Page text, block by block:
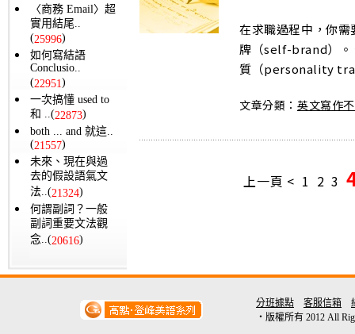
〈商務 Email〉超
實用結尾..
(25996)
如何寫結語
Conclusio..
(22951)
一次搞懂 used to
和 ..(22873)
both ... and 就這..
(21557)
未來、現在與過
去的假設語氣文
法..(21324)
何謂副詞？一般
副詞重要文法觀
念..(20616)
在求職過程中，你
牌（self-brand）。
質（personality
文章分類： 英文寫作
上一頁 < 1 2 3
分班據點 客服信箱
‧版權所有 2012 All